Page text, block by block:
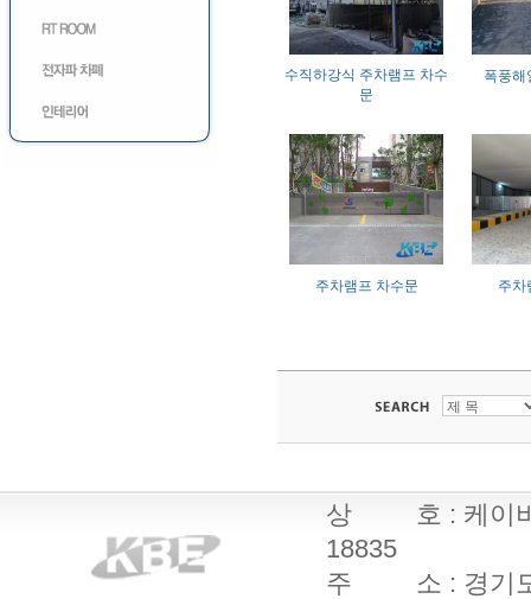
수직하강식 주차램프 차수
문
폭풍해
주차램프 차수문 주차
상 호 : 케이비
18835
주 소 : 경기도